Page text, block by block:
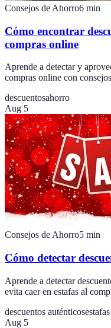
Consejos de Ahorro6 min
Cómo encontrar
compras online
Aprende a detectar y
compras online con
descuentosahorro
Aug 5
Consejos de Ahorro5 min
Cómo detectar
Aprende a detectar
evita caer en estafas al
descuentos auténticosestafas
Aug 5